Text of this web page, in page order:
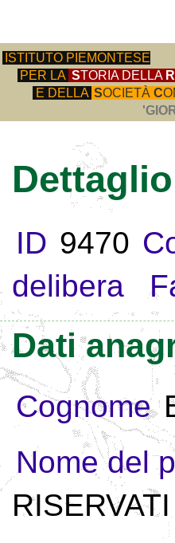
ISTITUTO PIEMONTESE
PER LA STORIA DELLA R
E DELLA SOCIETÀ C
ID 9470
delibera
Dati
Cognome
Nome del
RISERVATI